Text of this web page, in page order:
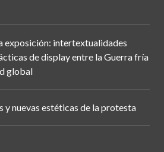
exposición: intertextualidades
de display entre la Guerra fría
global
y nuevas estéticas de la protesta